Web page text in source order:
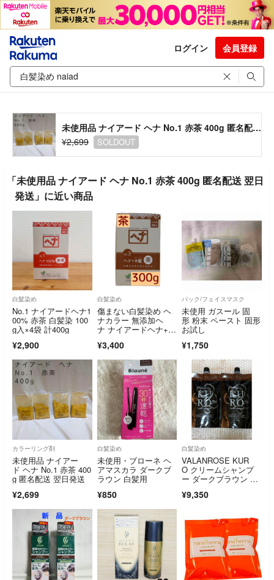
ログイン 会員登録
未使用品 ナイアード ヘナ No.1 赤茶 400g 匿名配送 翌日発送
¥2,699
SOLDOUT
「未使用品 ナイアード ヘナ No.1 赤茶 400g 匿名配送 翌日
発送」に近い商品
白髪染め
No.1 ナイアードヘナ1
00% 赤茶 白髪染 100
g入×4袋 計400g
¥2,900
白髪染め
傷まない白髪染め ヘ
ナカラー 無添加ヘ
ナ ナイアードヘナ+木
¥3,400
パック/フェイスマスク
未使用 ガスール 固
形 粉末 ペースト 固形
お試し
¥1,750
カラーリング剤
未使用品 ナイアー
ド ヘナ No.1 赤茶 400
g 匿名配送 翌日発送
¥2,699
白髪染め
未使用・ブローネ ヘ
アマスカラ ダークブ
ラウン 白髪用
¥850
白髪染め
VALANROSE KUR
O クリームシャンプ
ー ダークブラウン 40
¥9,350